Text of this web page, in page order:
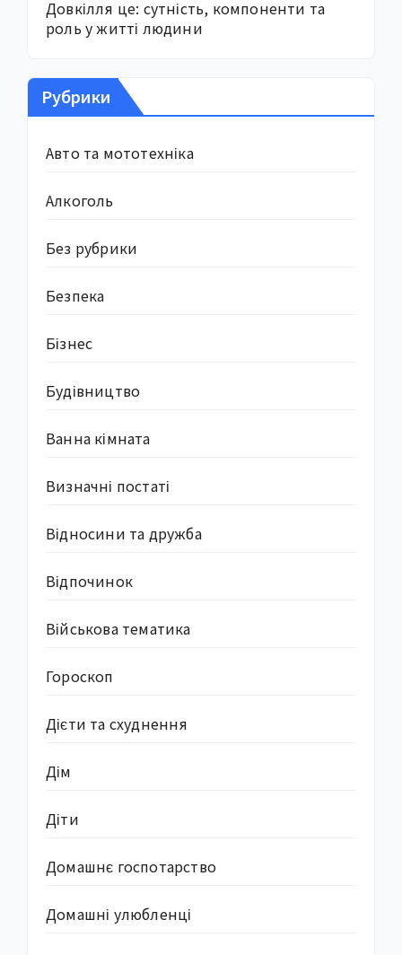
Довкілля це: сутність, компоненти та
роль у житті людини
Рубрики
Авто та мототехніка
Алкоголь
Без рубрики
Безпека
Бізнес
Будівництво
Ванна кімната
Визначні постаті
Відносини та дружба
Відпочинок
Військова тематика
Гороскоп
Дієти та схуднення
Дім
Діти
Домашнє госпотарство
Домашні улюбленці